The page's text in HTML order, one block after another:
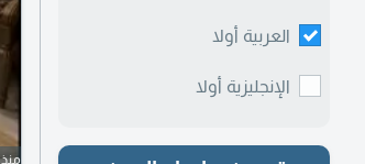
العربية أولا
الإنجليزية أولا
منذ 22